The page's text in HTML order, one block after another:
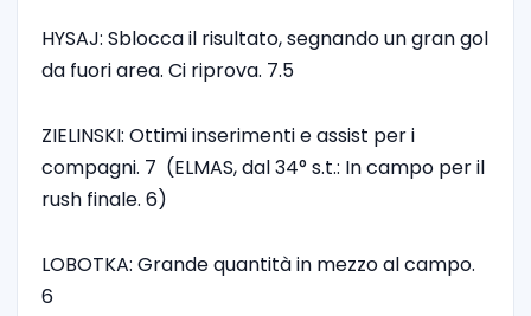
HYSAJ: Sblocca il risultato, segnando un gran gol
da fuori area. Ci riprova. 7.5
ZIELINSKI: Ottimi inserimenti e assist per i
compagni. 7 (ELMAS, dal 34° s.t.: In campo per il
rush finale. 6)
LOBOTKA: Grande quantità in mezzo al campo.
6